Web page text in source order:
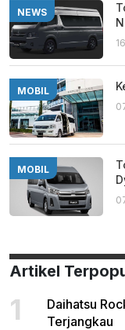
NEWS
MOBIL
MOBIL
Artikel
1
Daihatsu
Terjangkau